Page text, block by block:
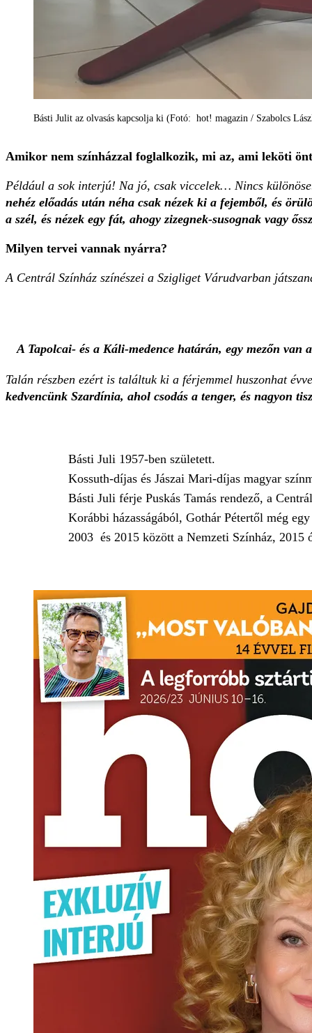
Básti Julit az olvasás kapcsolja ki (Fotó: hot! magazin / Szabolcs
Amikor nem színházzal foglalkozik, mi az, ami leköti
Például a sok interjú! Na jó, csak viccelek… Nincs
nehéz előadás után néha csak nézek ki a fejemből, és
a szél, és nézek egy fát, ahogy zizegnek-susognak vagy
Milyen tervei vannak nyárra?
A Centrál Színház színészei a Szigliget Várudvarban
A Tapolcai- és a Káli-medence határán, egy mezőn
Talán részben ezért is találtuk ki a férjemmel huszonhat
kedvencünk Szardínia, ahol csodás a tenger, és nagyon
Básti Juli 1957-ben született.
Kossuth-díjas és Jászai Mari-díjas magyar
Básti Juli férje Puskás Tamás rendező, a
Korábbi házasságából, Gothár Pétertől még
2003 és 2015 között a Nemzeti Színház, 2015